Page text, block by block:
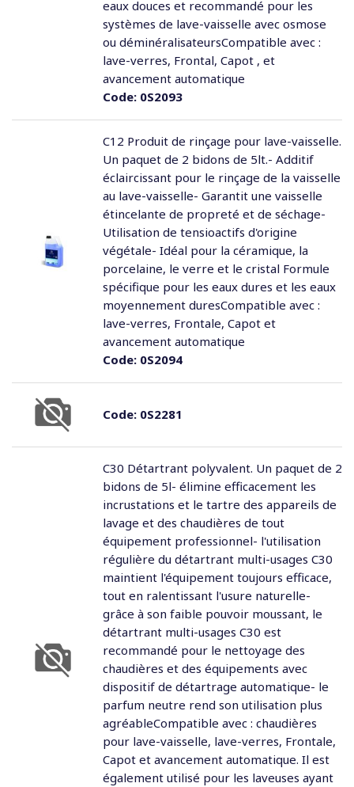
Code:0S2093
eaux douces et recommandé pour les
systèmes de lave-vaisselle avec osmose
ou déminéralisateursCompatible avec :
lave-verres, Frontal, Capot , et
avancement automatique
Code:0S2094
C12 Produit de rinçage pour lave-vaisselle.
Un paquet de 2 bidons de 5lt.- Additif
éclaircissant pour le rinçage de la vaisselle
au lave-vaisselle- Garantit une vaisselle
étincelante de propreté et de séchage-
Utilisation de tensioactifs d'origine
végétale- Idéal pour la céramique, la
porcelaine, le verre et le cristal Formule
spécifique pour les eaux dures et les eaux
moyennement duresCompatible avec :
lave-verres, Frontale, Capot et
avancement automatique
Code:0S2281
C30 Détartrant polyvalent. Un paquet de 2
bidons de 5l- élimine efficacement les
incrustations et le tartre des appareils de
lavage et des chaudières de tout
équipement professionnel- l'utilisation
régulière du détartrant multi-usages C30
maintient l'équipement toujours efficace,
tout en ralentissant l'usure naturelle-
grâce à son faible pouvoir moussant, le
détartrant multi-usages C30 est
recommandé pour le nettoyage des
chaudières et des équipements avec
dispositif de détartrage automatique- le
parfum neutre rend son utilisation plus
agréableCompatible avec : chaudières
pour lave-vaisselle, lave-verres, Frontale,
Capot et avancement automatique. Il est
également utilisé pour les laveuses ayant